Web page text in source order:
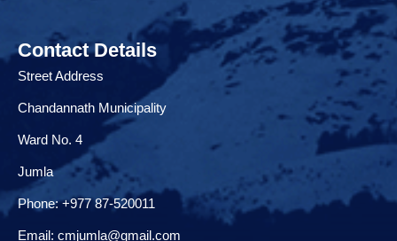
Contact Details
Street Address
Chandannath Municipality
Ward No. 4
Jumla
Phone: +977 87-520011
Email: cmjumla@gmail.com